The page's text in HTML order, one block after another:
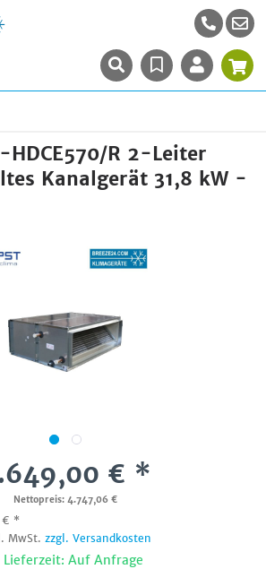
HDCE570/R 2-Leiter
Kanalgerät 31,8 kW -
€ *
Nettopreis: 4.747,06 €
€ *
MwSt. zzgl. Versandkosten
Lieferzeit: Auf Anfrage